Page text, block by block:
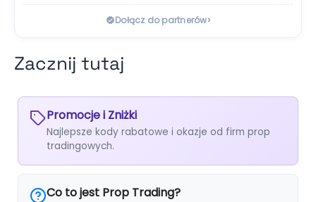
Dołącz do partnerów›
Zacznij tutaj
Promocje i Zniżki
Najlepsze kody rabatowe i okazje od firm prop
tradingowych.
Co to jest Prop Trading?